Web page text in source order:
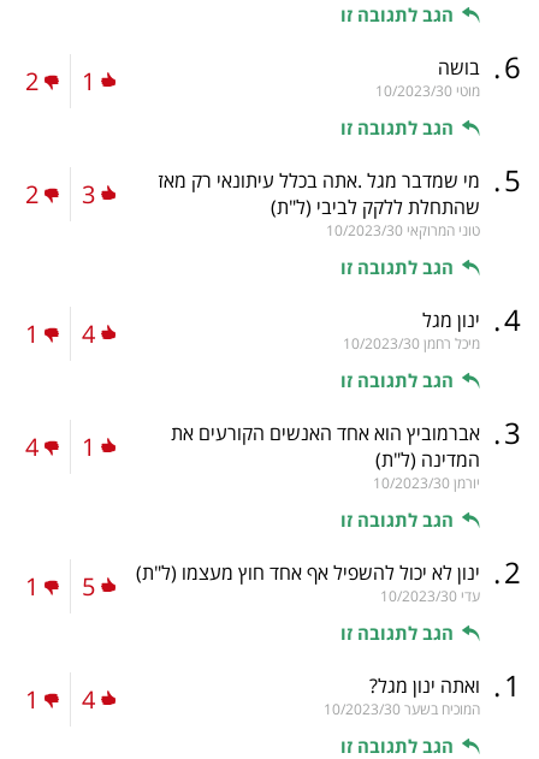
הגב לתגובה זו
6
. בושה
מוטי 10/2023/30
הגב לתגובה זו
1
2
5
. מי שמדבר מגל .אתה בכלל עיתונאי רק מאז
שהתחלת ללקק לביבי (ל"ת)
טוני המרוקאי 10/2023/30
הגב לתגובה זו
3
2
4
. ינון מגל
מיכל רחמן 10/2023/30
הגב לתגובה זו
4
1
3
. אברמוביץ הוא אחד האנשים הקורעים את
המדינה (ל"ת)
יורמן 10/2023/30
הגב לתגובה זו
1
4
2
. ינון לא יכול להשפיל אף אחד חוץ מעצמו (ל"ת)
עדי 10/2023/30
הגב לתגובה זו
5
1
1
. ואתה ינון מגל?
המוכיח בשער 10/2023/30
הגב לתגובה זו
4
1